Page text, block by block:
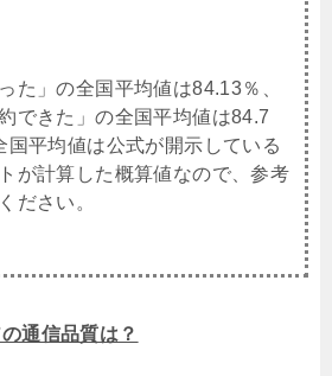
た」の全国平均値は84.13％、
できた」の全国平均値は84.7
国平均値は公式が開示している
が計算した概算値なので、参考
ださい。
通信品質は？